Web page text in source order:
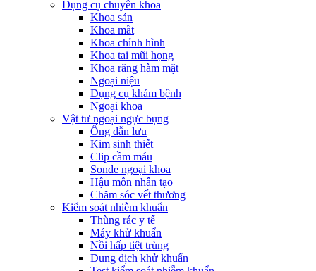
Dụng cụ chuyên khoa
Khoa sản
Khoa mắt
Khoa chỉnh hình
Khoa tai mũi họng
Khoa răng hàm mặt
Ngoại niệu
Dụng cụ khám bệnh
Ngoại khoa
Vật tư ngoại ngực bụng
Ống dẫn lưu
Kim sinh thiết
Clip cầm máu
Sonde ngoại khoa
Hậu môn nhân tạo
Chăm sóc vết thương
Kiểm soát nhiễm khuẩn
Thùng rác y tế
Máy khử khuẩn
Nồi hấp tiệt trùng
Dung dịch khử khuẩn